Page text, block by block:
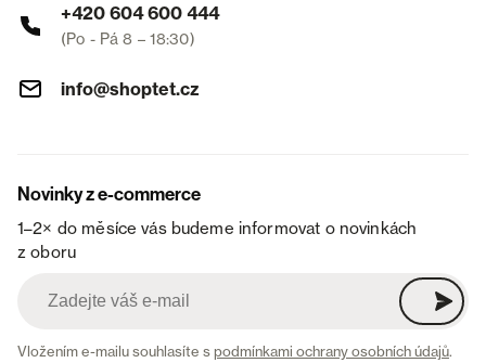
+420 604 600 444
(Po - Pá 8 – 18:30)
info@shoptet.cz
Novinky z e-commerce
1–2× do měsíce vás budeme informovat o novinkách
z oboru
Vložením e-mailu souhlasíte spodmínkami ochrany osobních údajů.